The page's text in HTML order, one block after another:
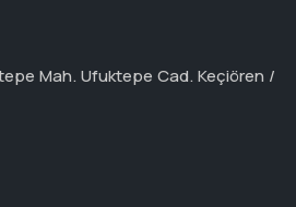
Mah. Ufuktepe Cad. Keçiören /